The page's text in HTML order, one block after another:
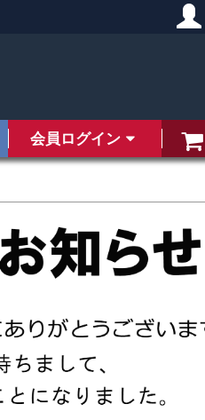
会員ログイン